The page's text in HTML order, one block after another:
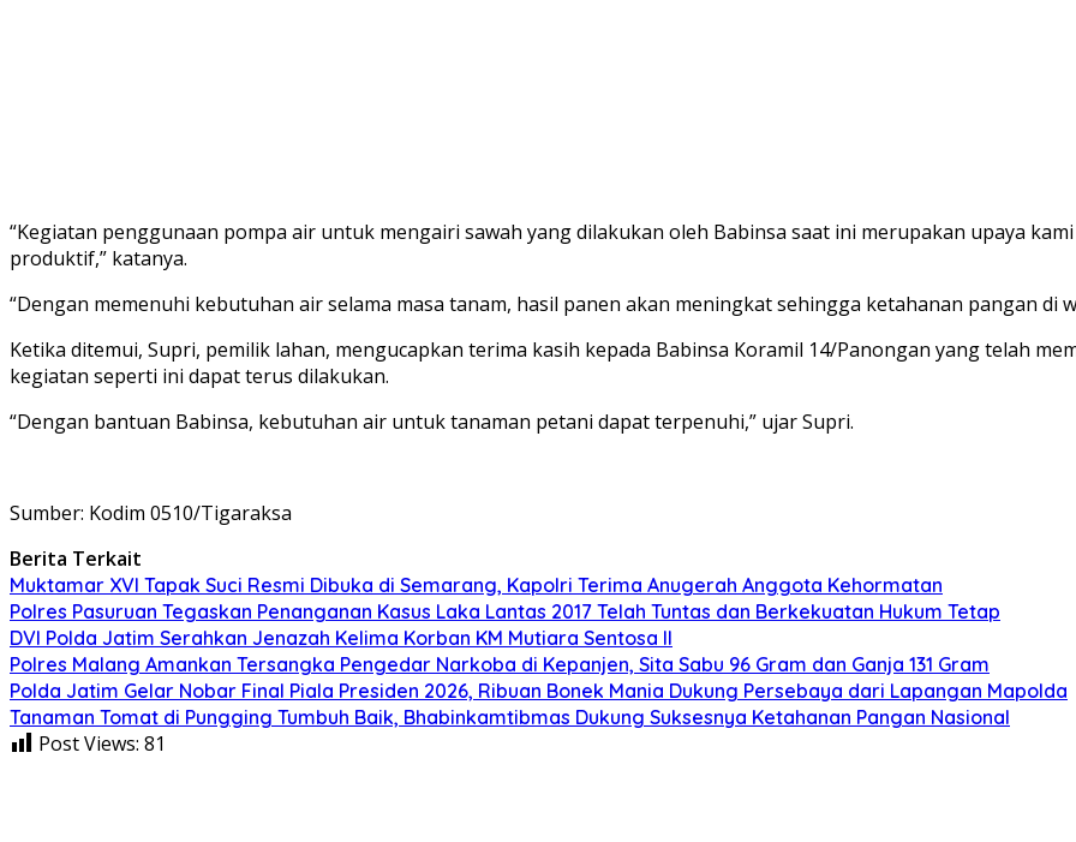
“Kegiatan penggunaan pompa air untuk mengairi sawah yang dilakukan oleh Babinsa saat ini merupakan upaya
produktif,” katanya.
“Dengan memenuhi kebutuhan air selama masa tanam, hasil panen akan meningkat sehingga ketahanan pangan di
Ketika ditemui, Supri, pemilik lahan, mengucapkan terima kasih kepada Babinsa Koramil 14/Panongan yang telah
kegiatan seperti ini dapat terus dilakukan.
“Dengan bantuan Babinsa, kebutuhan air untuk tanaman petani dapat terpenuhi,” ujar Supri.
Sumber: Kodim 0510/Tigaraksa
Berita Terkait
Muktamar XVI Tapak Suci Resmi Dibuka di Semarang, Kapolri Terima Anugerah Anggota Kehormatan
Polres Pasuruan Tegaskan Penanganan Kasus Laka Lantas 2017 Telah Tuntas dan Berkekuatan Hukum Tetap
DVI Polda Jatim Serahkan Jenazah Kelima Korban KM Mutiara Sentosa II
Polres Malang Amankan Tersangka Pengedar Narkoba di Kepanjen, Sita Sabu 96 Gram dan Ganja 131 Gram
Polda Jatim Gelar Nobar Final Piala Presiden 2026, Ribuan Bonek Mania Dukung Persebaya dari Lapangan Mapolda
Tanaman Tomat di Pungging Tumbuh Baik, Bhabinkamtibmas Dukung Suksesnya Ketahanan Pangan Nasional
Post Views: 81